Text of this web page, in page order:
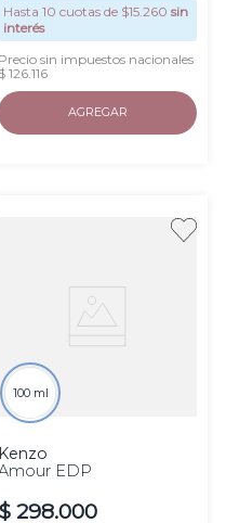
Hasta10 cuotas de $15.260 sin
interés
Precio sin impuestos nacionales
$ 126.116
AGREGAR
100 ml
Kenzo
EDP
$ 298.000